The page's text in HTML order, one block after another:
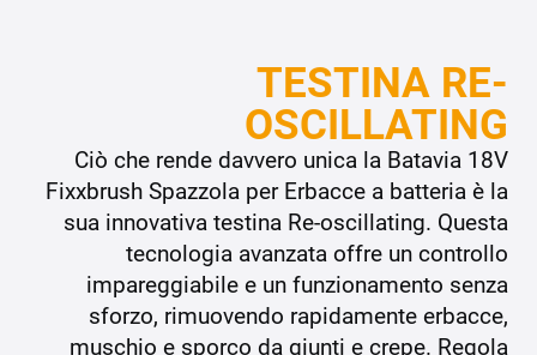
TESTINA RE-
OSCILLATING
Ciò che rende davvero unica la Batavia 18V
Fixxbrush Spazzola per Erbacce a batteria è la
sua innovativa testina Re-oscillating. Questa
tecnologia avanzata offre un controllo
impareggiabile e un funzionamento senza
sforzo, rimuovendo rapidamente erbacce,
muschio e sporco da giunti e crepe. Regola